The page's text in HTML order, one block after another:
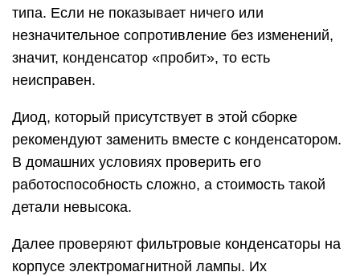
типа. Если не показывает ничего или
незначительное сопротивление без изменений,
значит, конденсатор «пробит», то есть
неисправен.
Диод, который присутствует в этой сборке
рекомендуют заменить вместе с конденсатором.
В домашних условиях проверить его
работоспособность сложно, а стоимость такой
детали невысока.
Далее проверяют фильтровые конденсаторы на
корпусе электромагнитной лампы. Их